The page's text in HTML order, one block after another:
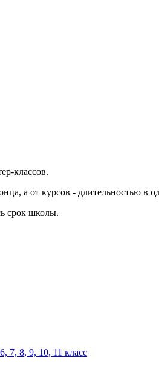
классов.
а от курсов - длительностью в
срок школы.
7, 8, 9, 10, 11 класс